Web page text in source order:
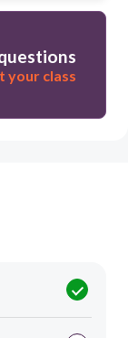
your class